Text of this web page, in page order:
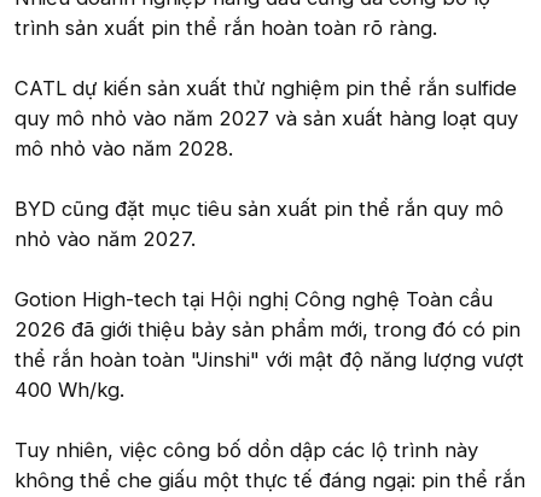
trình sản xuất pin thể rắn hoàn toàn rõ ràng.
CATL dự kiến sản xuất thử nghiệm pin thể rắn sulfide
quy mô nhỏ vào năm 2027 và sản xuất hàng loạt quy
mô nhỏ vào năm 2028.
BYD cũng đặt mục tiêu sản xuất pin thể rắn quy mô
nhỏ vào năm 2027.
Gotion High-tech tại Hội nghị Công nghệ Toàn cầu
2026 đã giới thiệu bảy sản phẩm mới, trong đó có pin
thể rắn hoàn toàn "Jinshi" với mật độ năng lượng vượt
400 Wh/kg.
Tuy nhiên, việc công bố dồn dập các lộ trình này
không thể che giấu một thực tế đáng ngại: pin thể rắn